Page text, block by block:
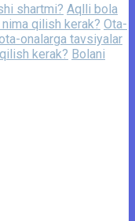
shartmi? Aqlli bola
qilish kerak? Ota-
onalarga tavsiyalar
kerak? Bolani